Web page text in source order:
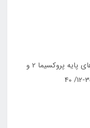
50 میلی متر قابل اتصال به چسب های پایه پروکسیما 2 و